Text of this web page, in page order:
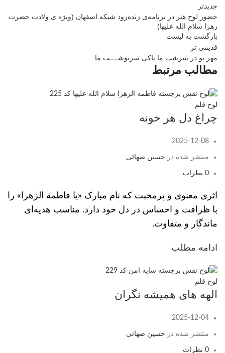
جدیدتر
حضور لوح هنر در برنامه‌ی زنده‌رود شبکه اصفهان (ویژه ی ولادت حضرت
زهرا سلام الله علیها)
بازگشت به لیست
قدیمی تر
مهر تو در سرشت ما پاکی سرنوشــــت ما
مطالب مرتبط
لوح قلم
چراغ دل هر خونه
2025-12-08
منتشر شده در حسین صهائی
0 نظرات
اثری معنوی و پرمحبت که نام مبارک «یا فاطمة الزهرا» را
با ظرافت و احساس در دل خود دارد. مناسب هدیه‌ای
ماندگار و متفاوت.
ادامه مطلب
لوح قلم
الهه های همیشه نگران
2025-12-04
منتشر شده در حسین صهائی
0 نظرات